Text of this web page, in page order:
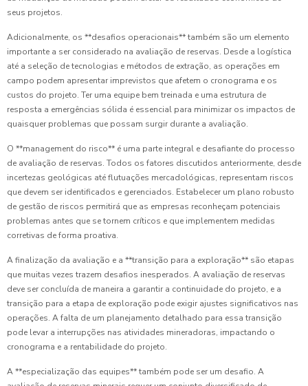
seus projetos.
Adicionalmente, os **desafios operacionais** também são um elemento
importante a ser considerado na avaliação de reservas. Desde a logística
até a seleção de tecnologias e métodos de extração, as operações em
campo podem apresentar imprevistos que afetem o cronograma e os
custos do projeto. Ter uma equipe bem treinada e uma estrutura de
resposta a emergências sólida é essencial para minimizar os impactos de
quaisquer problemas que possam surgir durante a avaliação.
O **management do risco** é uma parte integral e desafiante do processo
de avaliação de reservas. Todos os fatores discutidos anteriormente, desde
incertezas geológicas até flutuações mercadológicas, representam riscos
que devem ser identificados e gerenciados. Estabelecer um plano robusto
de gestão de riscos permitirá que as empresas reconheçam potenciais
problemas antes que se tornem críticos e que implementem medidas
corretivas de forma proativa.
A finalização da avaliação e a **transição para a exploração** são etapas
que muitas vezes trazem desafios inesperados. A avaliação de reservas
deve ser concluída de maneira a garantir a continuidade do projeto, e a
transição para a etapa de exploração pode exigir ajustes significativos nas
operações. A falta de um planejamento detalhado para essa transição
pode levar a interrupções nas atividades mineradoras, impactando o
cronograma e a rentabilidade do projeto.
A **especialização das equipes** também pode ser um desafio. A